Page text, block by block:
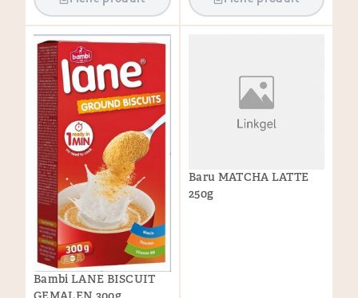
Bambi LANE BISCUIT
Baru MATCHA LATTE
250g